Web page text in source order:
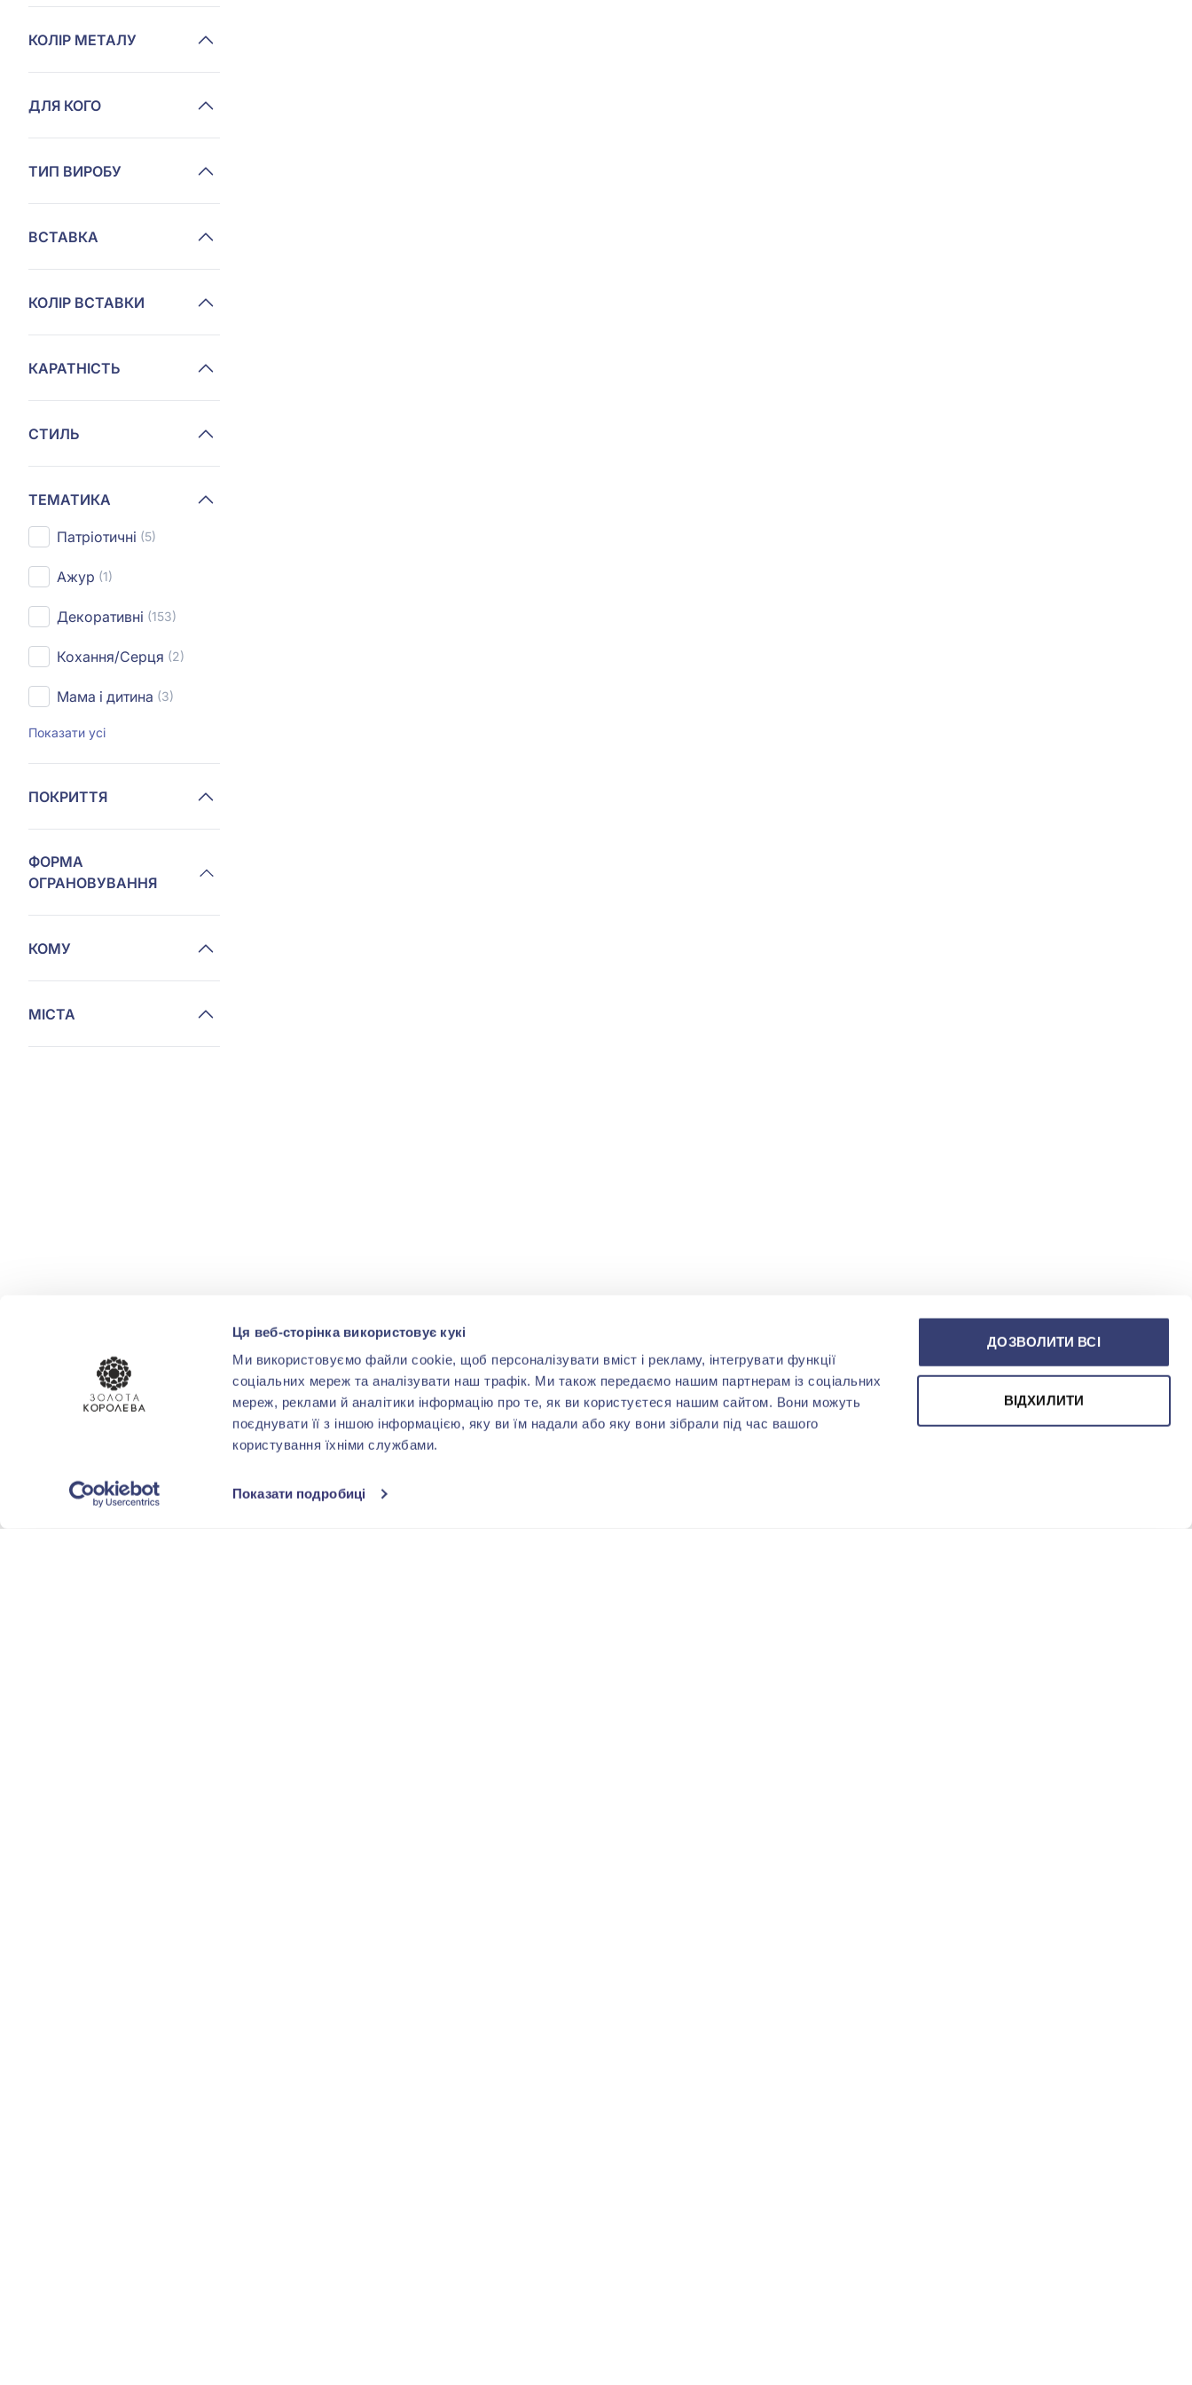
Ця веб-сторінка використовує кукі
Ми використовуємо файли cookie, щоб персоналізувати вміст і рекламу, інтегрувати функції
соціальних мереж та аналізувати наш трафік. Ми також передаємо нашим партнерам із соціальних
мереж, реклами й аналітики інформацію про те, як ви користуєтеся нашим сайтом. Вони можуть
поєднувати її з іншою інформацією, яку ви їм надали або яку вони зібрали під час вашого
користування їхніми службами.
Показати подробиці
ДОЗВОЛИТИ ВСІ
ВІДХИЛИТИ
КОЛІР МЕТАЛУ
ДЛЯ КОГО
ТИП ВИРОБУ
ВСТАВКА
КОЛІР ВСТАВКИ
КАРАТНІСТЬ
СТИЛЬ
ТЕМАТИКА
Патріотичні (5)
Ажур (1)
Декоративні (153)
Кохання/Серця (2)
Мама і дитина (3)
Показати усі
ПОКРИТТЯ
ФОРМА
ОГРАНОВУВАННЯ
КОМУ
МІСТА